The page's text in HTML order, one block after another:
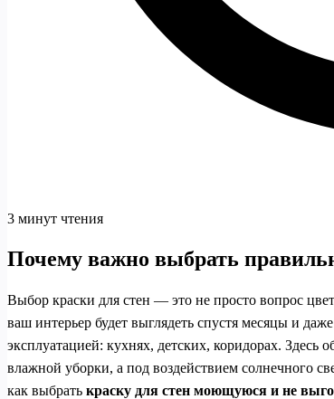
3 минут чтения
Почему важно выбрать
Выбор краски для стен — это не просто вопрос
ваш интерьер будет выглядеть спустя месяцы и
эксплуатацией: кухнях, детских, коридорах.
влажной уборки, а под воздействием солнечного
как выбрать краску для стен моющуюся и не